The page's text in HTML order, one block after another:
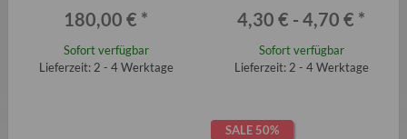
180,00 € *
Sofort verfügbar
Lieferzeit: 2 - 4 Werktage
4,30 € - 4,70 € *
Sofort verfügbar
Lieferzeit: 2 - 4 Werktage
SALE 50%